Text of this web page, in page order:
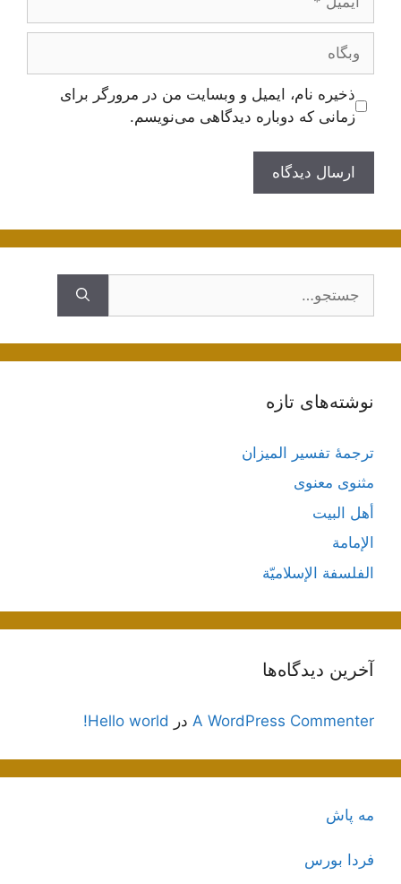
وبگاه
ذخیره نام، ایمیل و وبسایت من در مرورگر برای
زمانی که دوباره دیدگاهی می‌نویسم.
نوشته‌های تازه
ترجمۀ تفسیر المیزان
مثنوی معنوی
أهل البيت
الإمامة
الفلسفة الإسلاميّة
آخرین دیدگاه‌ها
A WordPress Commenter در Hello world!
مه پاش
فردا بورس